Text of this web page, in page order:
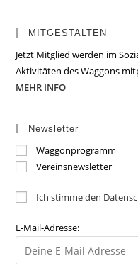
MITGESTALTEN
Jetzt Mitglied werden im
Aktivitäten des Waggons
MEHR INFO
Newsletter
Waggonprogramm
Vereinsnewsletter
Ich stimme den
E-Mail-Adresse: